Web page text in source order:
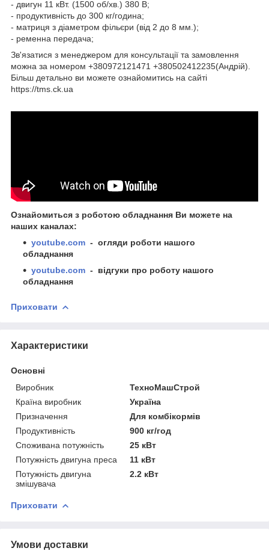
- двигун 11 кВт. (1500 об/хв.) 380 В;
- продуктивність до 300 кг/година;
- матриця з діаметром фільєри (від 2 до 8 мм.);
- ременна передача;
Зв'язатися з менеджером для консультації та замовлення
можна за номером +380972121471 +380502412235(Андрій).
Більш детально ви можете ознайомитись на сайті
https://tms.ck.ua
Ознайомиться з роботою обладнання Ви можете на
наших каналах:
youtube.com - огляди роботи нашого
обладнання
youtube.com - відгуки про роботу нашого
обладнання
Приховати
Характеристики
Основні
Виробник
ТехноМашСтрой
Країна виробник
Україна
Призначення
Для комбікормів
Продуктивність
900 кг/год
Споживана потужність
25 кВт
Потужність двигуна преса
11 кВт
Потужність двигуна
змішувача
2.2 кВт
Приховати
Умови доставки